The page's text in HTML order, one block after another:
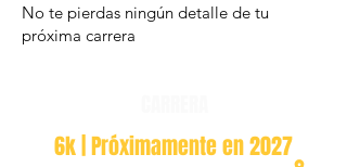
No te pierdas ningún detalle de tu
próxima carrera
6k | Próximamente en 2027